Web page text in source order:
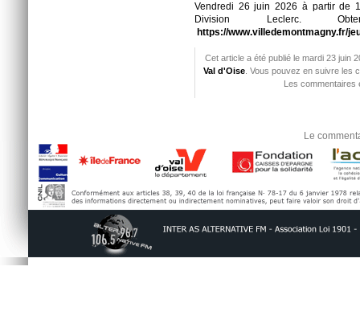
Vendredi 26 juin 2026 à partir de
Division Leclerc.
https://www.villedemontmagny.fr/
Cet article a été publié le mardi 23 juin
Val d'Oise. Vous pouvez en suivre les
Les commentaires
Le